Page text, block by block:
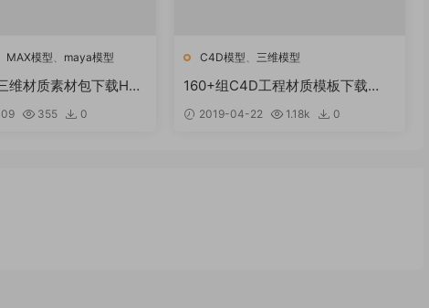
MAX模型、 maya模型
维材质素材包下载Hdri
355 0
C4D模型、 三维模型
160+组C4D工程材质模板下载
2019-04-22 1.18k 0